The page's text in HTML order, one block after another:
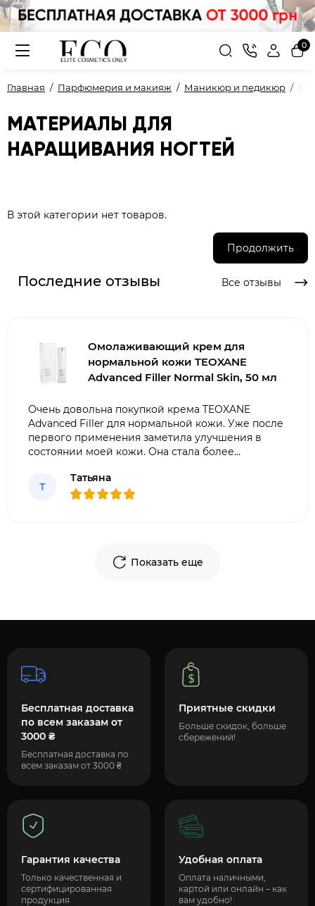
0
Главная Парфюмерия и макияж Маникюр и педикюр
МАТЕРИАЛЫ ДЛЯ
НАРАЩИВАНИЯ НОГТЕЙ
В этой категории нет товаров.
Продолжить
Последние отзывы Все отзывы
Омолаживающий крем для
нормальной кожи TEOXANE
Advanced Filler Normal Skin, 50 мл
Очень довольна покупкой крема TEOXANE
Advanced Filler для нормальной кожи. Уже после
первого применения заметила улучшения в
состоянии моей кожи. Она стала более
впитывается, не оставляет жирности.
Рекомендую всем, кто хочет сохранить
Т
Татьяна
Показать еще
Бесплатная доставка
по всем заказам от
3000 ₴
Бесплатная доставка по
всем заказам от 3000 ₴
Приятные скидки
Больше скидок, больше
сбережений!
Гарантия качества
Только качественная и
сертифицированная
продукция
Удобная оплата
Оплата наличными,
картой или онлайн – как
вам удобно!